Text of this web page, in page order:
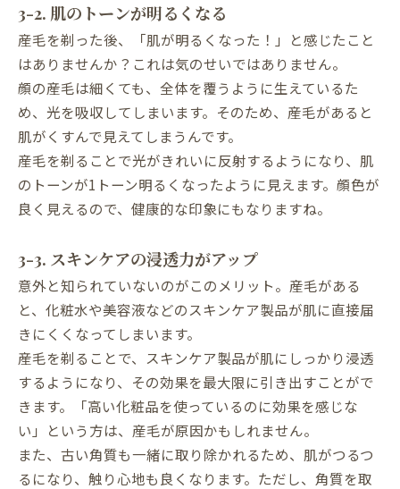
3-2. 肌のトーンが明るくなる
産毛を剃った後、「肌が明るくなった！」と感じたこと
はありませんか？これは気のせいではありません。
顔の産毛は細くても、全体を覆うように生えているた
め、光を吸収してしまいます。そのため、産毛があると
肌がくすんで見えてしまうんです。
産毛を剃ることで光がきれいに反射するようになり、肌
のトーンが1トーン明るくなったように見えます。顔色が
良く見えるので、健康的な印象にもなりますね。
3-3. スキンケアの浸透力がアップ
意外と知られていないのがこのメリット。産毛がある
と、化粧水や美容液などのスキンケア製品が肌に直接届
きにくくなってしまいます。
産毛を剃ることで、スキンケア製品が肌にしっかり浸透
するようになり、その効果を最大限に引き出すことがで
きます。「高い化粧品を使っているのに効果を感じな
い」という方は、産毛が原因かもしれません。
また、古い角質も一緒に取り除かれるため、肌がつるつ
るになり、触り心地も良くなります。ただし、角質を取